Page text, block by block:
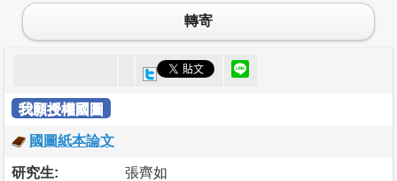
轉寄
我願授權國圖
國圖紙本論文
研究生: 張齊如